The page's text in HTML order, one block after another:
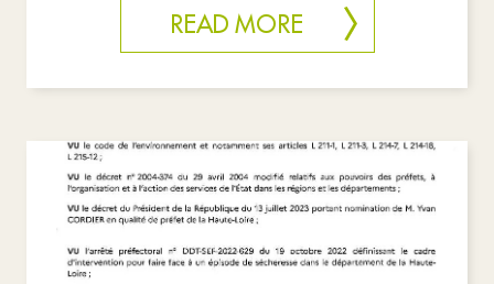
READ MORE